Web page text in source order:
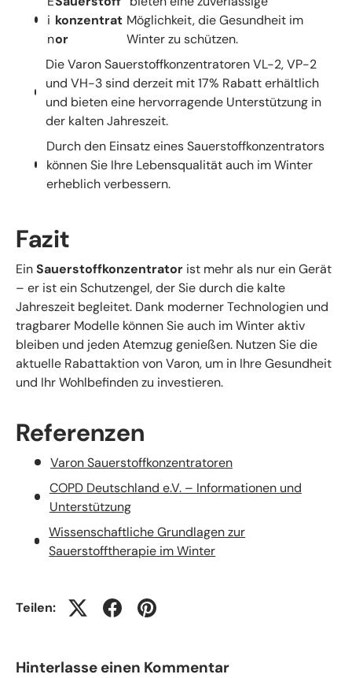
i
n
konzentrat
or
Möglichkeit, die Gesundheit im
Winter zu schützen.
Die Varon Sauerstoffkonzentratoren VL-2, VP-2
und VH-3 sind derzeit mit 17% Rabatt erhältlich
und bieten eine hervorragende Unterstützung in
der kalten Jahreszeit.
Durch den Einsatz eines Sauerstoffkonzentrators
können Sie Ihre Lebensqualität auch im Winter
erheblich verbessern.
Fazit
EinSauerstoffkonzentrator ist mehr als nur ein Gerät
– er ist ein Schutzengel, der Sie durch die kalte
Jahreszeit begleitet. Dank moderner Technologien und
tragbarer Modelle können Sie auch im Winter aktiv
bleiben und jeden Atemzug genießen. Nutzen Sie die
aktuelle Rabattaktion von Varon, um in Ihre Gesundheit
und Ihr Wohlbefinden zu investieren.
Referenzen
VaronSauerstoffkonzentratoren
COPDDeutschland e.V. – Informationenund
Unterstützung
WissenschaftlicheGrundlagenzur
Sauerstofftherapie imWinter
Teilen:
Hinterlasse einen Kommentar